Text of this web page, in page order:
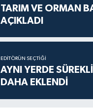
TARIM VE ORMAN
AÇIKLADI
EDITÖRÜN SEÇTIĞI
AYNI YERDE
DAHA EKLENDİ